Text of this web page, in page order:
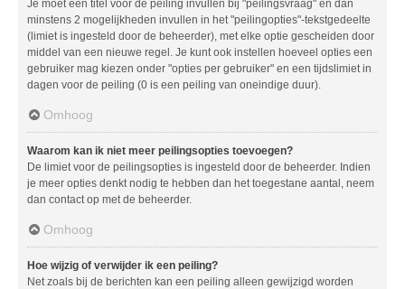
Je moet een titel voor de peiling invullen bij "peilingsvraag" en dan
minstens 2 mogelijkheden invullen in het "peilingopties"-tekstgedeelte
(limiet is ingesteld door de beheerder), met elke optie gescheiden door
middel van een nieuwe regel. Je kunt ook instellen hoeveel opties een
gebruiker mag kiezen onder "opties per gebruiker" en een tijdslimiet in
dagen voor de peiling (0 is een peiling van oneindige duur).
Omhoog
Waarom kan ik niet meer peilingsopties toevoegen?
De limiet voor de peilingsopties is ingesteld door de beheerder. Indien
je meer opties denkt nodig te hebben dan het toegestane aantal, neem
dan contact op met de beheerder.
Omhoog
Hoe wijzig of verwijder ik een peiling?
Net zoals bij de berichten kan een peiling alleen gewijzigd worden